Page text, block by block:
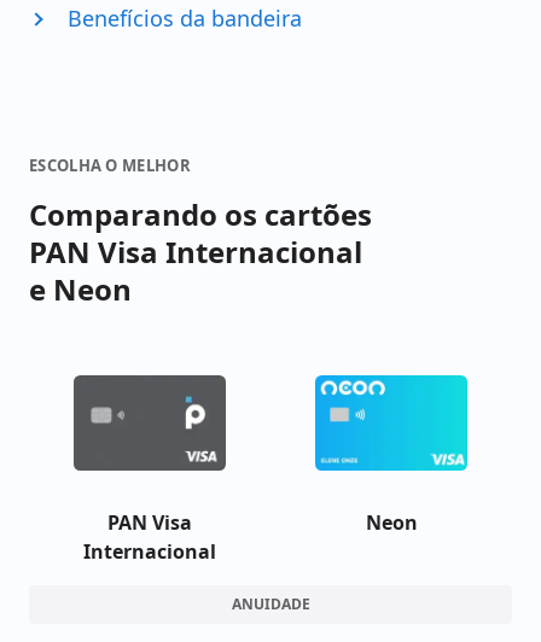
Benefícios da bandeira
ESCOLHA O MELHOR
Comparando os cartões
PAN Visa Internacional
e Neon
PAN Visa
Internacional
Neon
ANUIDADE